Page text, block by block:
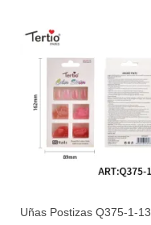
Uñas Postizas Q375-1-13